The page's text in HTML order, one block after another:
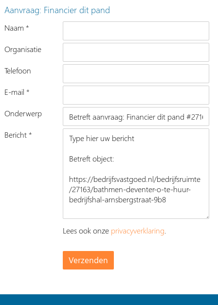
Aanvraag: Financier dit pand
Naam *
Organisatie
Telefoon
E-mail *
Onderwerp
Bericht *
Lees ook onze privacyverklaring